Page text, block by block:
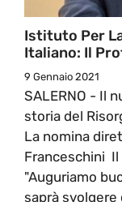
Istituto Per
Italiano: Il
9 Gennaio 2021
SALERNO - Il
storia del
La nomina
Franceschini Il
"Auguriamo
saprà